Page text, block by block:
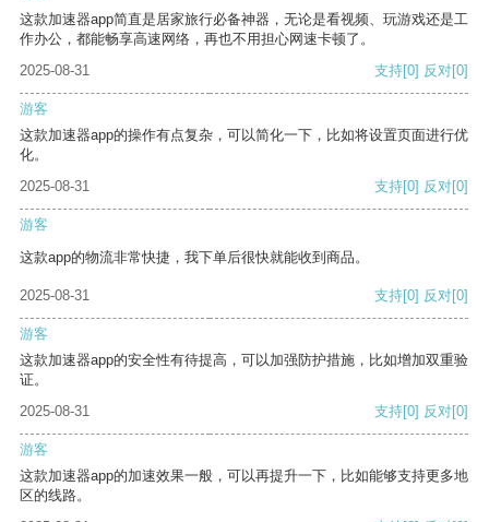
这款加速器app简直是居家旅行必备神器，无论是看视频、玩游戏还是工
作办公，都能畅享高速网络，再也不用担心网速卡顿了。
2025-08-31
支持[0] 反对[0]
游客
这款加速器app的操作有点复杂，可以简化一下，比如将设置页面进行优
化。
2025-08-31
支持[0] 反对[0]
游客
这款app的物流非常快捷，我下单后很快就能收到商品。
2025-08-31 支持[0] 反对[0]
游客
这款加速器app的安全性有待提高，可以加强防护措施，比如增加双重验
证。
2025-08-31
支持[0] 反对[0]
游客
这款加速器app的加速效果一般，可以再提升一下，比如能够支持更多地
区的线路。